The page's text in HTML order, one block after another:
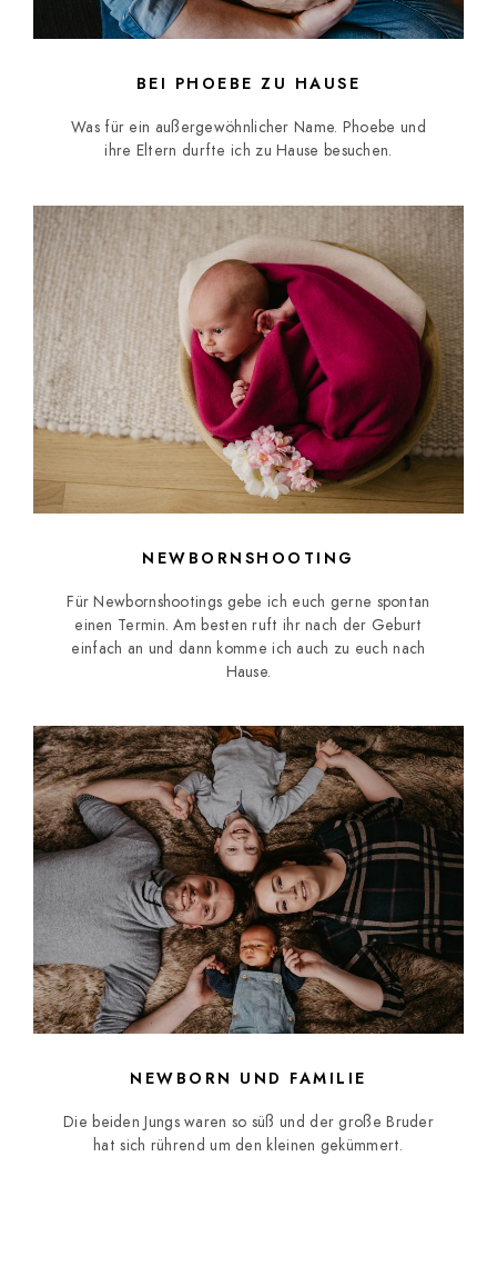
BEI PHOEBE ZU HAUSE
Was für ein außergewöhnlicher Name. Phoebe und
ihre Eltern durfte ich zu Hause besuchen.
NEWBORNSHOOTING
Für Newbornshootings gebe ich euch gerne spontan
einen Termin. Am besten ruft ihr nach der Geburt
einfach an und dann komme ich auch zu euch nach
Hause.
NEWBORN UND FAMILIE
Die beiden Jungs waren so süß und der große Bruder
hat sich rührend um den kleinen gekümmert.